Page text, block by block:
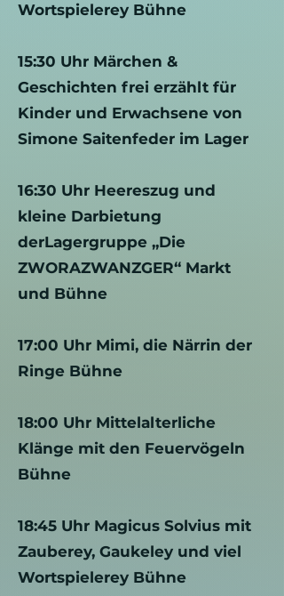
Wortspielerey Bühne
15:30 Uhr Märchen &
Geschichten frei erzählt für
Kinder und Erwachsene von
Simone Saitenfeder im Lager
16:30 Uhr Heereszug und
kleine Darbietung
derLagergruppe „Die
ZWORAZWANZGER“ Markt
und Bühne
17:00 Uhr Mimi, die Närrin der
Ringe Bühne
18:00 Uhr Mittelalterliche
Klänge mit den Feuervögeln
Bühne
18:45 Uhr Magicus Solvius mit
Zauberey, Gaukeley und viel
Wortspielerey Bühne